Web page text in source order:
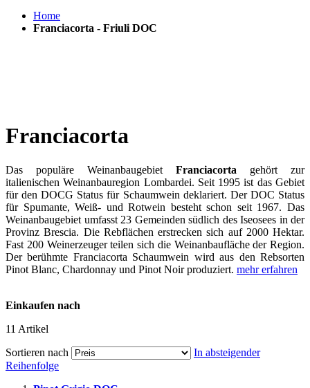
Home
Franciacorta - Friuli DOC
Franciacorta
Das populäre Weinanbaugebiet Franciacorta gehört zur
italienischen Weinanbauregion Lombardei. Seit 1995 ist das Gebiet
für den DOCG Status für Schaumwein deklariert. Der DOC Status
für Spumante, Weiß- und Rotwein besteht schon seit 1967. Das
Weinanbaugebiet umfasst 23 Gemeinden südlich des Iseosees in der
Provinz Brescia. Die Rebflächen erstrecken sich auf 2000 Hektar.
Fast 200 Weinerzeuger teilen sich die Weinanbaufläche der Region.
Der berühmte Franciacorta Schaumwein wird aus den Rebsorten
Pinot Blanc, Chardonnay und Pinot Noir produziert. mehr erfahren
Einkaufen nach
11 Artikel
Sortieren nach
In absteigender
Reihenfolge